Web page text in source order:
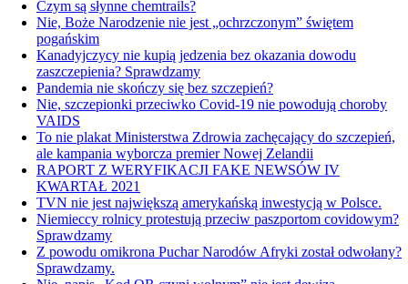
Czym są słynne chemtrails?
Nie, Boże Narodzenie nie jest „ochrzczonym” świętem
pogańskim
Kanadyjczycy nie kupią jedzenia bez okazania dowodu
zaszczepienia? Sprawdzamy
Pandemia nie skończy się bez szczepień?
Nie, szczepionki przeciwko Covid-19 nie powodują choroby
VAIDS
To nie plakat Ministerstwa Zdrowia zachęcający do szczepień,
ale kampania wyborcza premier Nowej Zelandii
RAPORT Z WERYFIKACJI FAKE NEWSÓW IV
KWARTAŁ 2021
TVN nie jest największą amerykańską inwestycją w Polsce.
Niemieccy rolnicy protestują przeciw paszportom covidowym?
Sprawdzamy
Z powodu omikrona Puchar Narodów Afryki został odwołany?
Sprawdzamy.